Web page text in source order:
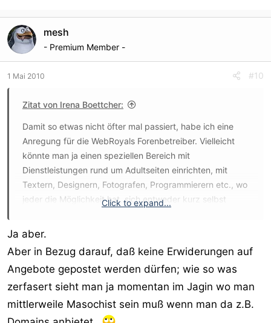
mesh
- Premium Member -
1 Mai 2010 #10
Zitat von Irena Boettcher:
Damit so etwas nicht öfter mal passiert, habe ich eine
Anregung für die WebRoyals Forenbetreiber. Vielleicht
könnte man ja einen speziellen Bereich mit
Dienstleistungen rund um Adultseiten einrichten, mit
Textern, Designern, Fotografen, Programmierern etc., wo
jeder die Möglichkeit hat, sich entweder kurz selbst
Dienstleistungen einzutragen, wo jemand, der einen
nachschauen muss.
Click to expand...
Ja aber.
Aber in Bezug darauf, daß keine Erwiderungen auf
Angebote gepostet werden dürfen; wie so was
zerfasert sieht man ja momentan im Jagin wo man
mittlerweile Masochist sein muß wenn man da z.B.